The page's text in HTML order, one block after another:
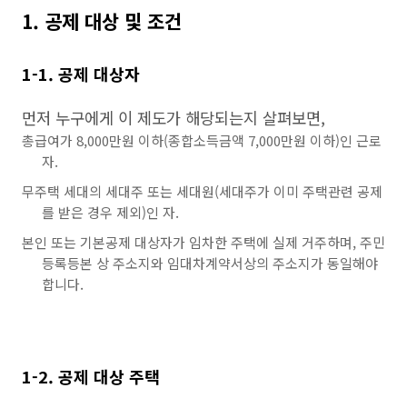
1. 공제 대상 및 조건
1-1. 공제 대상자
먼저 누구에게 이 제도가 해당되는지 살펴보면,
총급여가 8,000만원 이하(종합소득금액 7,000만원 이하)인 근로
자.
무주택 세대의 세대주 또는 세대원(세대주가 이미 주택관련 공제
를 받은 경우 제외)인 자.
본인 또는 기본공제 대상자가 임차한 주택에 실제 거주하며, 주민
등록등본 상 주소지와 임대차계약서상의 주소지가 동일해야
합니다.
1-2. 공제 대상 주택